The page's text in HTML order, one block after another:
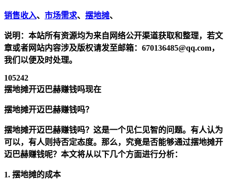
销售收入、 市场需求、 摆地摊、
说明：本站所有资源均为来自网络公开渠道获取和整理，若文
章或者网站内容涉及版权请发至邮箱：670136485@qq.com，
我们以便及时处理。
105242
摆地摊开迈巴赫赚钱吗现在
摆地摊开迈巴赫赚钱吗？
摆地摊开迈巴赫赚钱吗？这是一个见仁见智的问题。有人认为
可以，有人则持否定态度。那么，究竟是否能够通过摆地摊开
迈巴赫赚钱呢？本文将从以下几个方面进行分析：
1. 摆地摊的成本